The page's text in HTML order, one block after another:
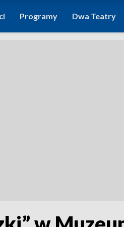
Programy Dwa Teatry